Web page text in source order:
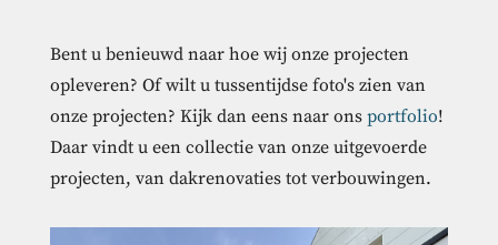
Bent u benieuwd naar hoe wij onze projecten
opleveren? Of wilt u tussentijdse foto's zien van
onze projecten? Kijk dan eens naar ons portfolio!
Daar vindt u een collectie van onze uitgevoerde
projecten, van dakrenovaties tot verbouwingen.